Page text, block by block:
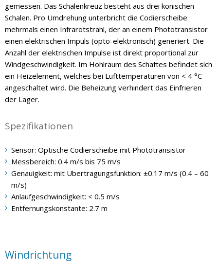
gemessen. Das Schalenkreuz besteht aus drei konischen
Schalen. Pro Umdrehung unterbricht die Codierscheibe
mehrmals einen Infrarotstrahl, der an einem Phototransistor
einen elektrischen Impuls (opto-elektronisch) generiert. Die
Anzahl der elektrischen Impulse ist direkt proportional zur
Windgeschwindigkeit. Im Hohlraum des Schaftes befindet sich
ein Heizelement, welches bei Lufttemperaturen von < 4 °C
angeschaltet wird. Die Beheizung verhindert das Einfrieren
der Lager.
Spezifikationen
Sensor: Optische Codierscheibe mit Phototransistor
Messbereich: 0.4 m/s bis 75 m/s
Genauigkeit: mit Übertragungsfunktion: ±0.17 m/s (0.4 – 60
m/s)
Anlaufgeschwindigkeit: < 0.5 m/s
Entfernungskonstante: 2.7 m
Windrichtung